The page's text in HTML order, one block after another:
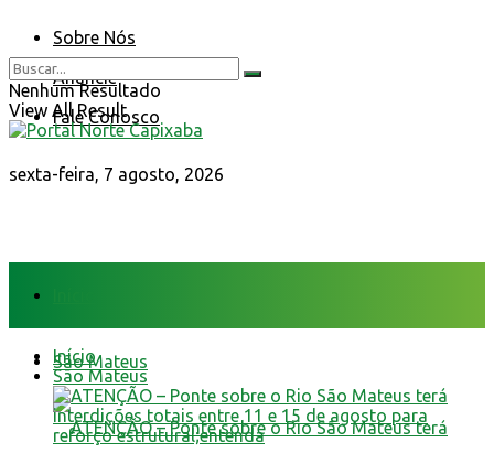
Sobre Nós
Anuncie
Fale Conosco
sexta-feira, 7 agosto, 2026
Nenhum Resultado
View All Result
São Mateus
Início
São Mateus